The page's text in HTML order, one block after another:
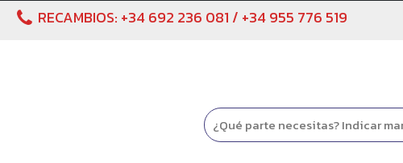
RECAMBIOS: +34 692 236 081 / +34 955 776 519